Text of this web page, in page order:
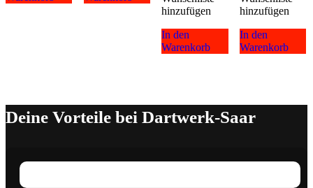
hinzufügen
In den
Warenkorb
hinzufügen
In den
Warenkorb
Deine Vorteile bei Dartwerk-Saar